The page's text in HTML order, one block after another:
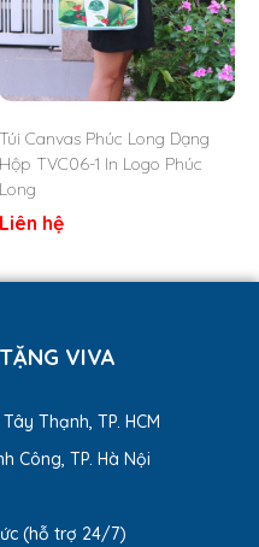
chuyển nhiệt…
Túi Canvas Phúc Long Dạng
Hộp TVC06-1 In Logo Phúc
Long
Liên hệ
VIVA
Thạnh, TP. HCM
Công, TP. Hà Nội
(hỗ trợ 24/7)